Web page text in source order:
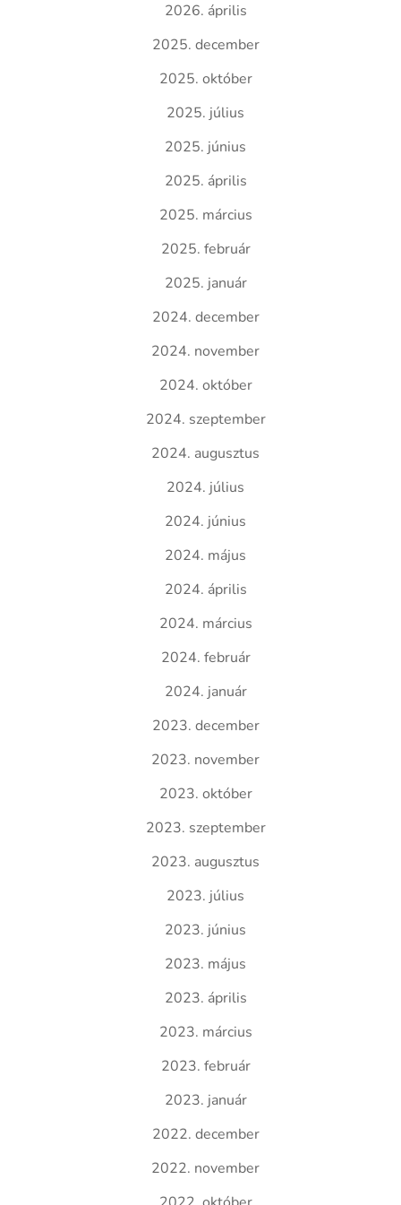
2026. április
2025. december
2025. október
2025. július
2025. június
2025. április
2025. március
2025. február
2025. január
2024. december
2024. november
2024. október
2024. szeptember
2024. augusztus
2024. július
2024. június
2024. május
2024. április
2024. március
2024. február
2024. január
2023. december
2023. november
2023. október
2023. szeptember
2023. augusztus
2023. július
2023. június
2023. május
2023. április
2023. március
2023. február
2023. január
2022. december
2022. november